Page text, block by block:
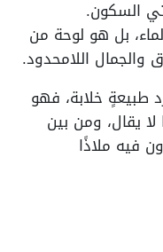
السكون.
بل هو لوحة من
والجمال اللامحدود.
طبيعةٍ خلابة، فهو
يقال، ومن بين
فيه ملاذًا